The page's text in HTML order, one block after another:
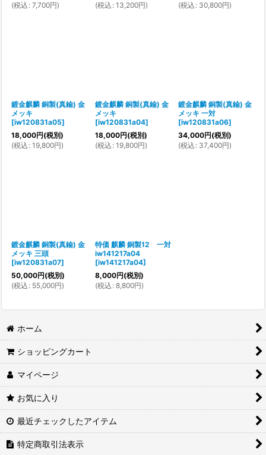
(税込 : 7,700円)
(税込 : 13,200円)
(税込 : 30,800円)
鍍金麒麟 銅製(真鍮) 金
メッキ
[iw120831a05]
18,000円(税別)
(税込 : 19,800円)
鍍金麒麟 銅製(真鍮) 金
メッキ
[iw120831a04]
18,000円(税別)
(税込 : 19,800円)
鍍金麒麟 銅製(真鍮) 金
メッキ 一対
[iw120831a06]
34,000円(税別)
(税込 : 37,400円)
鍍金麒麟 銅製(真鍮) 金
メッキ 三頭
[iw120831a07]
50,000円(税別)
(税込 : 55,000円)
特価 麒麟 銅製12 一対
iw141217a04
[iw141217a04]
8,000円(税別)
(税込 : 8,800円)
ホーム
ショッピングカート
マイページ
お気に入り
最近チェックしたアイテム
特定商取引法表示